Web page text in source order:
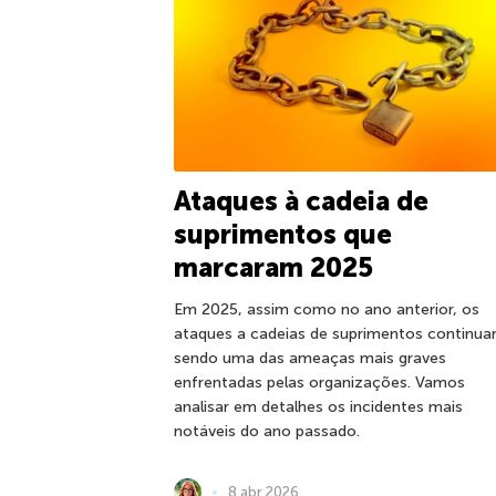
Ataques à cadeia de
suprimentos que
marcaram 2025
Em 2025, assim como no ano anterior, os
ataques a cadeias de suprimentos
sendo uma das ameaças mais graves
enfrentadas pelas organizações. Vamos
analisar em detalhes os incidentes mais
notáveis do ano passado.
8 abr 2026